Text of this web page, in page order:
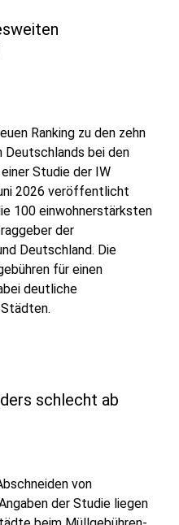
Ranking zu den zehn
bei den
Studie der IW
2026 veröffentlicht
100 einwohnerstärksten
der
Deutschland. Die
für einen
deutliche
schlecht ab
von
der Studie liegen